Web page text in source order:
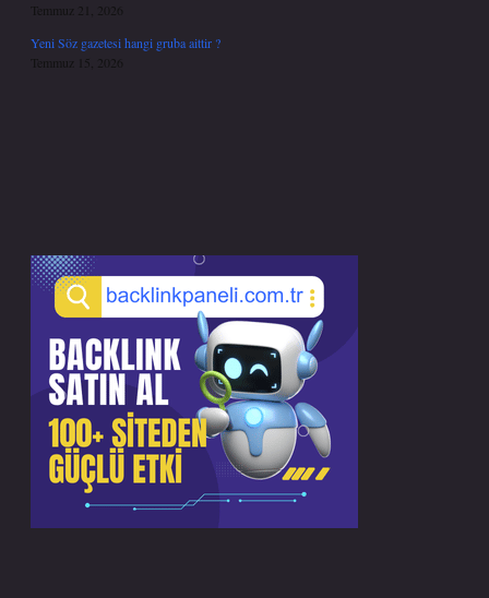
Temmuz 21, 2026
Yeni Söz gazetesi hangi gruba aittir ?
Temmuz 15, 2026